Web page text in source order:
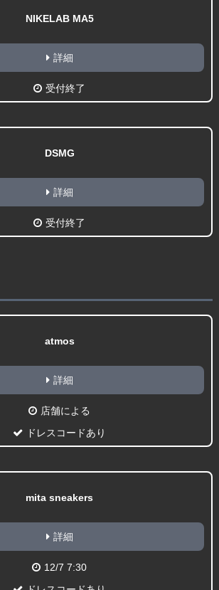
NIKELAB MA5
詳細
受付終了
DSMG
詳細
受付終了
atmos
詳細
店舗による
ドレスコードあり
mita sneakers
詳細
12/7 7:30